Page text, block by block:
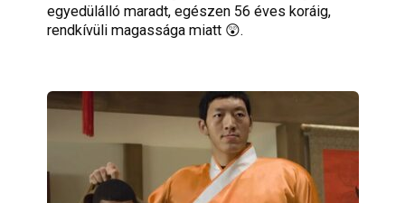
egyedülálló maradt, egészen 56 éves koráig,
rendkívüli magassága miatt 😲.